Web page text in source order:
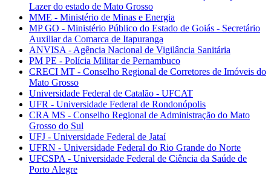
Lazer do estado de Mato Grosso
MME - Ministério de Minas e Energia
MP GO - Ministério Público do Estado de Goiás - Secretário
Auxiliar da Comarca de Itapuranga
ANVISA - Agência Nacional de Vigilância Sanitária
PM PE - Polícia Militar de Pernambuco
CRECI MT - Conselho Regional de Corretores de Imóveis do
Mato Grosso
Universidade Federal de Catalão - UFCAT
UFR - Universidade Federal de Rondonópolis
CRA MS - Conselho Regional de Administração do Mato
Grosso do Sul
UFJ - Universidade Federal de Jataí
UFRN - Universidade Federal do Rio Grande do Norte
UFCSPA - Universidade Federal de Ciência da Saúde de
Porto Alegre